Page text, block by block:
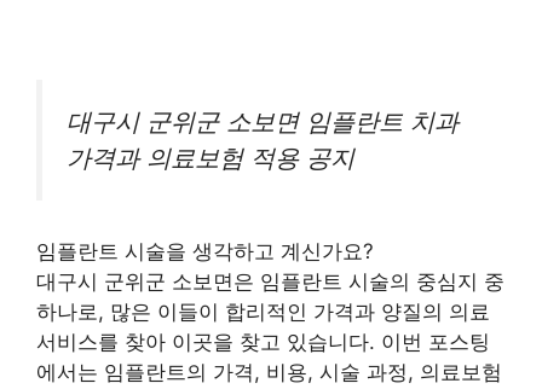
대구시 군위군 소보면 임플란트 치과
가격과 의료보험 적용 공지
임플란트 시술을 생각하고 계신가요?
대구시 군위군 소보면은 임플란트 시술의 중심지 중
하나로, 많은 이들이 합리적인 가격과 양질의 의료
서비스를 찾아 이곳을 찾고 있습니다. 이번 포스팅
에서는 임플란트의 가격, 비용, 시술 과정, 의료보험